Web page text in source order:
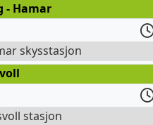
- Hamar
skysstasjon
stasjon